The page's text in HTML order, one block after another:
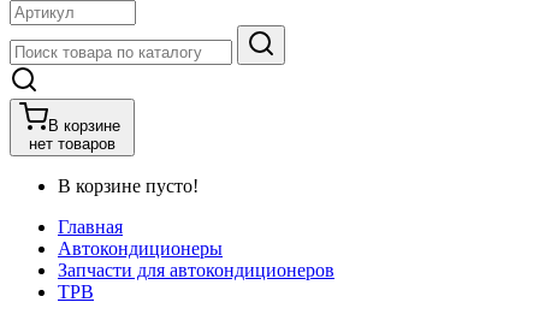
В корзине
нет товаров
В корзине пусто!
Главная
Автокондиционеры
Запчасти для автокондиционеров
ТРВ